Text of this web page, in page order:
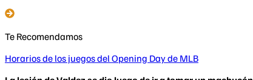
Te Recomendamos
Horarios de los juegos del Opening Day de MLB